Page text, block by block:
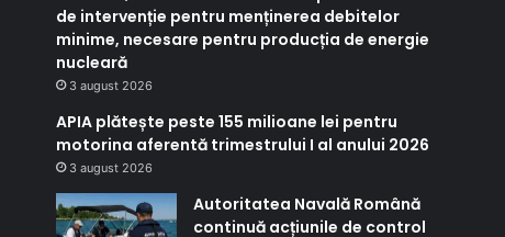
de intervenție pentru menținerea debitelor
minime, necesare pentru producția de energie
nucleară
3 august 2026
APIA plătește peste 155 milioane lei pentru
motorina aferentă trimestrului I al anului 2026
3 august 2026
Autoritatea Navală Română
continuă acțiunile de control